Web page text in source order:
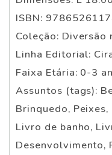
ISBN:
Coleção: Diversão
Linha Editorial:
Faixa Etária: 0-3
Assuntos (tags):
Brinquedo,
Livro de banho,
Desenvolvimento,